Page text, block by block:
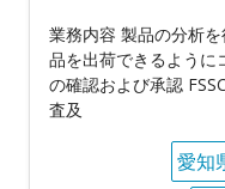
業務内容 製品の分析
品を出荷できるように
の確認および承認
査及
愛知